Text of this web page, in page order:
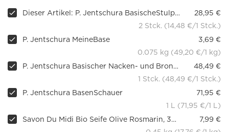
Dieser Artikel: P. Jentschura BasischeStulpen, Hautfarbe Perle
28,95 €
2 Stck. (14,48 €/1 Stck.)
P. Jentschura MeineBase
3,69 €
0.075 kg (49,20 €/1 kg)
P. Jentschura Basischer Nacken- und Bronchienwickler
48,49 €
1 Stck. (48,49 €/1 Stck.)
P. Jentschura BasenSchauer
71,95 €
1 L (71,95 €/1 L)
Savon Du Midi Bio Seife Olive Rosmarin, 3x150g
7,99 €